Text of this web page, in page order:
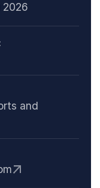
2026
and